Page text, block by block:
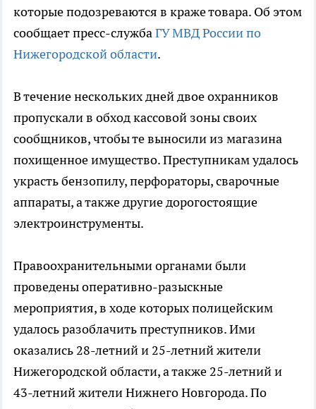
которые подозреваются в краже товара. Об этом
сообщает пресс-службаГУ МВД России по
Нижегородской области.
В течение нескольких дней двое охранников
пропускали в обход кассовой зоны своих
сообщников, чтобы те выносили из магазина
похищенное имущество. Преступникам удалось
украсть бензопилу, перфораторы, сварочные
аппараты, а также другие дорогостоящие
электроинструменты.
Правоохранительными органами были
проведены оперативно-разыскные
мероприятия, в ходе которых полицейским
удалось разоблачить преступников. Ими
оказались 28-летний и 25-летний жители
Нижегородской области, а также 25-летний и
43-летний жители Нижнего Новгорода. По